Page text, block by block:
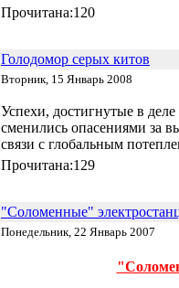
Прочитана:120
Голодомор серых китов
Вторник, 15 Январь 2008
Успехи, достигнутые в
сменились опасениями за
связи с глобальным
Прочитана:129
"Соломенные"
Понедельник, 22 Январь 2007